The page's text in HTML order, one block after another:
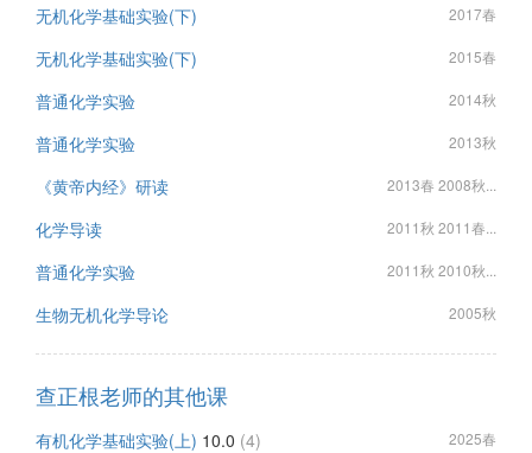
无机化学基础实验(下) 2017春
无机化学基础实验(下) 2015春
普通化学实验 2014秋
普通化学实验 2013秋
《黄帝内经》研读 2013春 2008秋...
化学导读 2011秋 2011春...
普通化学实验 2011秋 2010秋...
生物无机化学导论 2005秋
查正根老师的其他课
有机化学基础实验(上) 10.0 (4) 2025春